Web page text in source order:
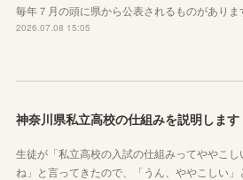
毎年７月の頭に県から公表されるものがありま
2026.07.08 15:05
神奈川県私立高校の仕組みを説明します
生徒が「私立高校の入試の仕組みってややこし
ね」と言ってきたので、「うん、ややこしい